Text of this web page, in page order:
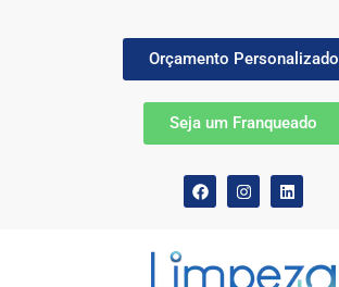
Orçamento Personalizado
Seja um Franqueado